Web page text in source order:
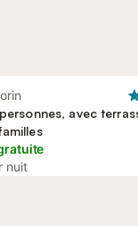
avec
nuit